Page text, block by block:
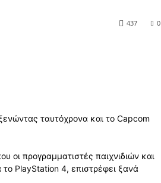
0
437
ταυτόχρονα και το Capcom
οι προγραμματιστές παιχνιδιών και
PlayStation 4, επιστρέφει ξανά